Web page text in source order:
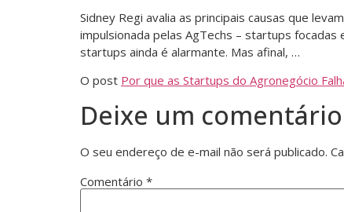
Sidney Regi avalia as principais causas que
impulsionada pelas AgTechs – startups
startups ainda é alarmante. Mas afinal, …
O post Por que as Startups do Agronegócio
Deixe um comentário
O seu endereço de e-mail não será publicado.
Comentário *